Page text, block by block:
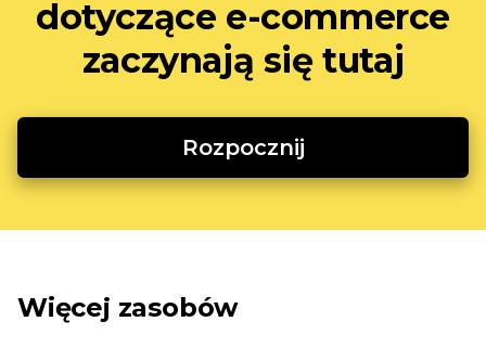
dotyczące e-commerce
zaczynają się tutaj
Rozpocznij
Więcej zasobów